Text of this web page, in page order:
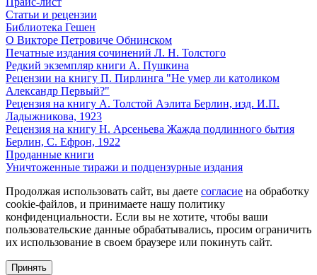
Статьи и рецензии
Библиотека Гешен
О Викторе Петровиче Обнинском
Печатные издания сочинений Л. Н. Толстого
Редкий экземпляр книги А. Пушкина
Рецензии на книгу П. Пирлинга "Не умер ли католиком
Александр Первый?"
Рецензия на книгу А. Толстой Аэлита Берлин, изд. И.П.
Ладыжникова, 1923
Рецензия на книгу Н. Арсеньева Жажда подлинного бытия
Берлин, С. Ефрон, 1922
Проданные книги
Уничтоженные тиражи и подцензурные издания
Продолжая использовать сайт, вы даете согласие на обработку
cookie-файлов, и принимаете нашу политику
конфиденциальности. Если вы не хотите, чтобы ваши
пользовательские данные обрабатывались, просим ограничить
их использование в своем браузере или покинуть сайт.
Принять